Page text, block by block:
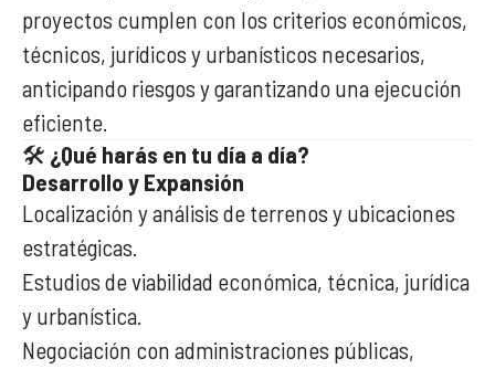
proyectos cumplen con los criterios económicos,
técnicos, jurídicos y urbanísticos necesarios,
anticipando riesgos y garantizando una ejecución
eficiente.
🛠️ ¿Qué harás en tu día a día?
Desarrollo y Expansión
Localización y análisis de terrenos y ubicaciones
estratégicas.
Estudios de viabilidad económica, técnica, jurídica
y urbanística.
Negociación con administraciones públicas,